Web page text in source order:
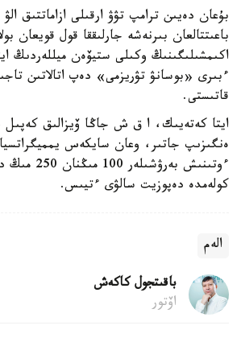
بۇعان دەيىن ترامپ تۋۋ ارقىلى ازاماتتىق
باعىتتالعان بىرنەشە جارلىققا قول قويعان
اكىمشىلىگىنىڭ وكىلى ستيۆەن ميللەردىڭ
ءبىرى «بوسانۋ تۋريزمى» دەپ اتالاتىن
قاتىستى.
ايتا كەتەيىك، ا ق ش جاڭا ۆيزالىق كەپىل
ەنگىزىپ جاتىر، وعان سايكەس
ءوتىنىش
كولەمدە دەپوزيت سالۋى ءتيىس.
الەم
باقىتجول كاكەش
اۆتور